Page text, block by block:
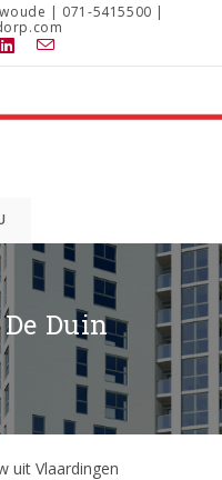
| 071-5415500 |
Duin
uit Vlaardingen